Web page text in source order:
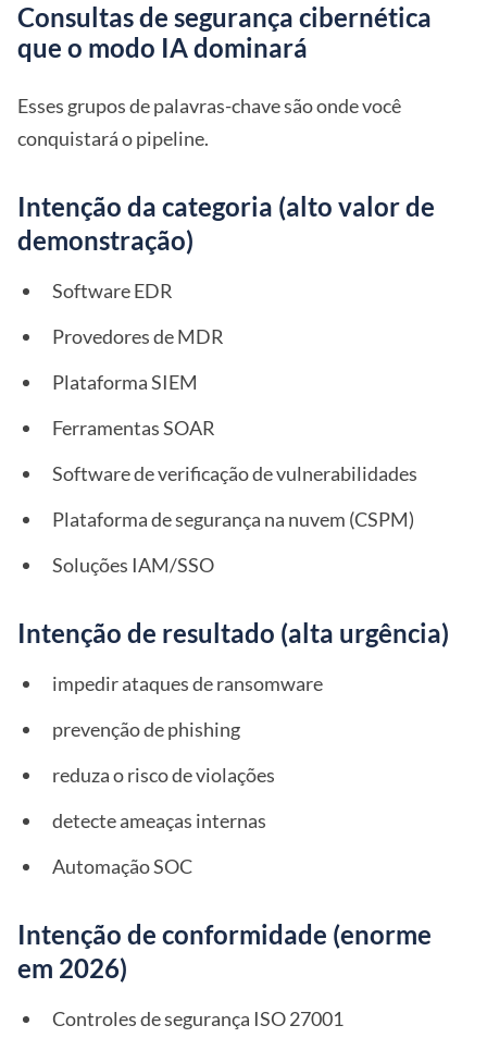
Consultas de segurança cibernética
que o modo IA dominará
Esses grupos de palavras-chave são onde você
conquistará o pipeline.
Intenção da categoria (alto valor de
demonstração)
Software EDR
Provedores de MDR
Plataforma SIEM
Ferramentas SOAR
Software de verificação de vulnerabilidades
Plataforma de segurança na nuvem (CSPM)
Soluções IAM/SSO
Intenção de resultado (alta urgência)
impedir ataques de ransomware
prevenção de phishing
reduza o risco de violações
detecte ameaças internas
Automação SOC
Intenção de conformidade (enorme
em 2026)
Controles de segurança ISO 27001